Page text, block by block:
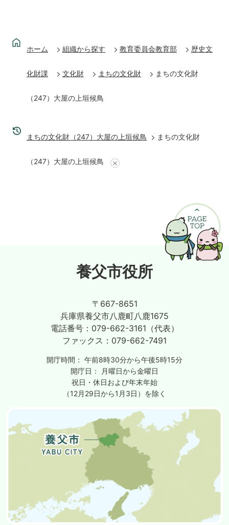
ホーム 組織から探す 教育委員会教育部 歴史文
化財課 文化財 まちの文化財 まちの文化財
（247）大屋の上垣候鳥
まちの文化財（247）大屋の上垣候鳥 まちの文化財
（247）大屋の上垣候鳥
養父市役所
〒667-8651
兵庫県養父市八鹿町八鹿1675
電話番号： 079-662-3161（代表）
ファックス： 079-662-7491
開庁時間： 午前8時30分から午後5時15分
開庁日：
月曜日から金曜日
祝日・休日および年末年始
（12月29日から1月3日）を除く